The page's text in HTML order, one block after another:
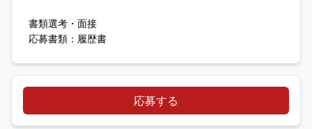
書類選考・面接
応募書類：履歴書
応募する